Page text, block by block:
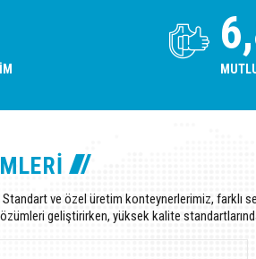
ve özel üretim konteynerlerimiz, farklı
geliştirirken, yüksek kalite